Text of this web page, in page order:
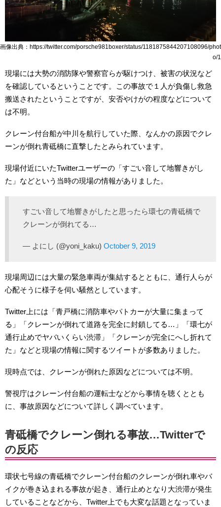
画像出典：https://twitter.com/porsche981boxer/status/1181875844207108096/phot
o/1
現場には大勢の消防隊や警察官らが駆けつけ、被害の状況など
を確認しているということです。この事故で１人が負傷し救急
搬送されたということですが、安否やけがの程度などについて
は不明。
クレーン付台船が中川を航行していた際、なんかの原因でクレ
ーンが倒れ青砥橋に直撃したとみられています。
現場付近にいたTwitterユーザーの「すごい音して地響きがし
た」などという当時の現場の情報がありました。
すごい音して地響きがしたと思ったら環七の青砥橋で
クレーンが倒れてる…
— よにし (@yoni_kaku) October 9, 2019
現場周辺には大量の緊急車両が集結するとともに、通行人らが
心配そうに様子を伺い騒然としています。
Twitter上には「青戸橋に消防車やパトカーが大量に集まって
る」「クレーンが倒れて道路を完全に封鎖してる…」「環七が
通行止めでヤバいくらい渋滞」「クレーンが完全にへし折れて
た」などと現場の情報に関するツイートが多数ありました。
現時点では、クレーンが倒れた原因などについては不明。
警視庁はクレーン付台船の運転士などから事情を聴くととも
に、事故原因などについて詳しく調べています。
青砥橋でクレーン倒れる事故…Twitterで
の反応
環状七号線の青砥橋でクレーン付台船のクレーンが倒れ車やバ
イクが巻き込まれる事故が起き、通行止めとなり大渋滞が発生
していることなどから、Twitter上でも大変な話題となっていま